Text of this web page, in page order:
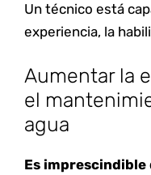
Un técnico está
experiencia, la
Aumentar la
el
agua
Es imprescindible